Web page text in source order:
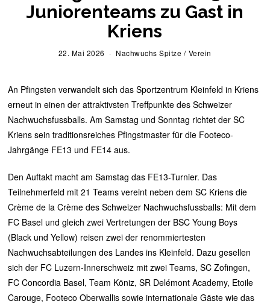
Juniorenteams zu Gast in
Kriens
22. Mai 2026
a
i
2
0
6
Nachwuchs Spitze / Verein
An Pfingsten verwandelt sich das Sportzentrum Kleinfeld in Kriens
erneut in einen der attraktivsten Treffpunkte des Schweizer
Nachwuchsfussballs. Am Samstag und Sonntag richtet der SC
Kriens sein traditionsreiches Pfingstmaster für die Footeco-
Jahrgänge FE13 und FE14 aus.
Den Auftakt macht am Samstag das FE13-Turnier. Das
Teilnehmerfeld mit 21 Teams vereint neben dem SC Kriens die
Crème de la Crème des Schweizer Nachwuchsfussballs: Mit dem
FC Basel und gleich zwei Vertretungen der BSC Young Boys
(Black und Yellow) reisen zwei der renommiertesten
Nachwuchsabteilungen des Landes ins Kleinfeld. Dazu gesellen
sich der FC Luzern-Innerschweiz mit zwei Teams, SC Zofingen,
FC Concordia Basel, Team Köniz, SR Delémont Academy, Etoile
Carouge, Footeco Oberwallis sowie internationale Gäste wie das